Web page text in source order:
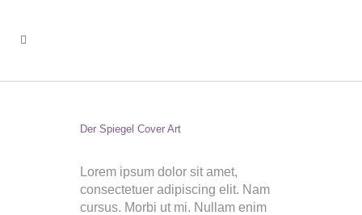
Der Spiegel Cover Art
Lorem ipsum dolor sit amet,
consectetuer adipiscing elit. Nam
cursus. Morbi ut mi. Nullam enim